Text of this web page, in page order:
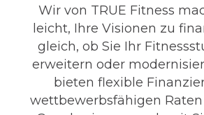
Wir von TRUE Fitness
leicht, Ihre Visionen zu
gleich, ob Sie Ihr
erweitern oder
bieten flexible
wettbewerbsfähigen